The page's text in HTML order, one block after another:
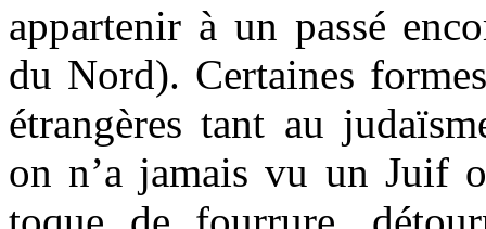
appartenir à un passé
du Nord). Certaines
étrangères tant au
on n’a jamais vu un Juif